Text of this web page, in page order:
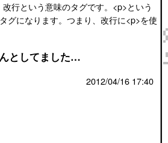
行という意味のタグです。<p>という
グになります。つまり、改行に<p>を使
としてました…
2012/04/16 17:40